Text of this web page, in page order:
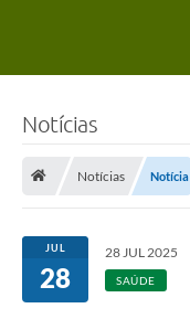
Notícias
Notícias Notícia
JUL
28
28 JUL 2025
SAÚDE